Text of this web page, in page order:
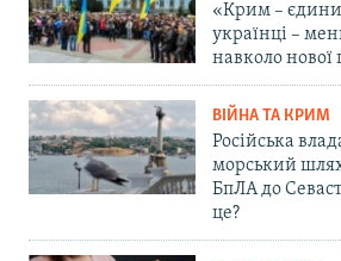
«Крим –
українці –
навколо нової
ВІЙНА ТА КРИМ
Російська
морський
БпЛА до
це?